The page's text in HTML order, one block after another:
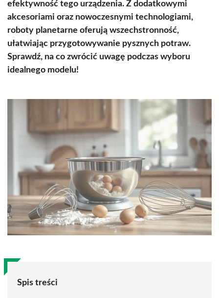
efektywność tego urządzenia. Z dodatkowymi
akcesoriami oraz nowoczesnymi technologiami,
roboty planetarne oferują wszechstronność,
ułatwiając przygotowywanie pysznych potraw.
Sprawdź, na co zwrócić uwagę podczas wyboru
idealnego modelu!
Spis treści